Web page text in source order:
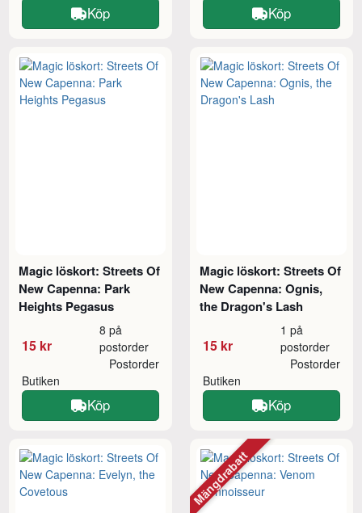
Köp Köp
Magic löskort: Streets Of
New Capenna: Park
Heights Pegasus
15 kr
8 på
postorder
Butiken
Postorder
Köp
Magic löskort: Streets Of
New Capenna: Ognis,
the Dragon's Lash
15 kr
1 på
postorder
Butiken
Postorder
Köp
Mängdrabatt